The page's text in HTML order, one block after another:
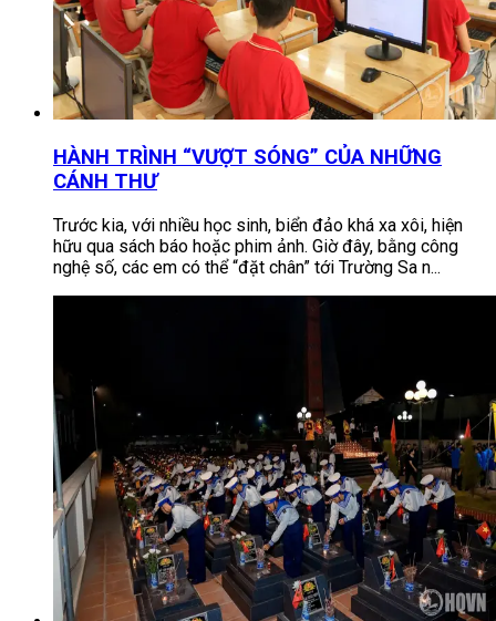
HÀNH TRÌNH “VƯỢT SÓNG” CỦA NHỮNG
CÁNH THƯ
Trước kia, với nhiều học sinh, biển đảo khá xa xôi, hiện
hữu qua sách báo hoặc phim ảnh. Giờ đây, bằng công
nghệ số, các em có thể “đặt chân” tới Trường Sa n...